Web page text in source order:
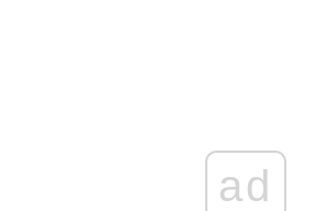
ad